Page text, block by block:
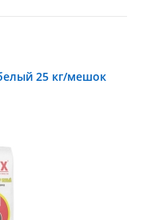
25 кг/мешок